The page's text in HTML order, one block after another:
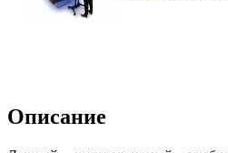
Описание